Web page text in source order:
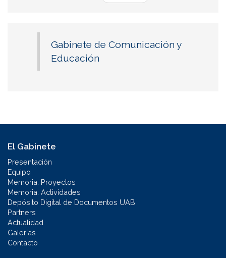
Gabinete de Comunicación y
Educación
El Gabinete
Presentación
Equipo
Memoria: Proyectos
Memoria: Actividades
Depósito Digital de Documentos UAB
Partners
Actualidad
Galerías
Contacto